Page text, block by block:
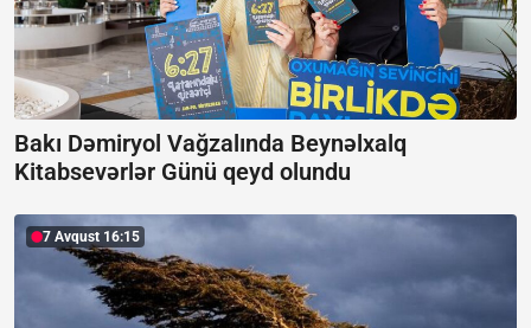
Bakı Dəmiryol Vağzalında Beynəlxalq
Kitabsevərlər Günü qeyd olundu
7 Avqust 16:15